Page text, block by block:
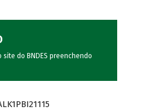
do BNDES preenchendo